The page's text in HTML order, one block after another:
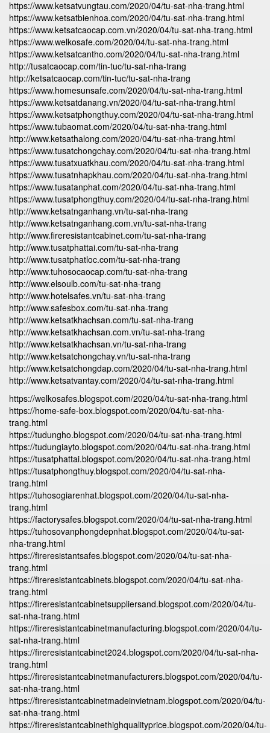
https://www.ketsatvungtau.com/2020/04/tu-sat-nha-trang.html
https://www.ketsatbienhoa.com/2020/04/tu-sat-nha-trang.html
https://www.ketsatcaocap.com.vn/2020/04/tu-sat-nha-trang.html
https://www.welkosafe.com/2020/04/tu-sat-nha-trang.html
https://www.ketsatcantho.com/2020/04/tu-sat-nha-trang.html
http://tusatcaocap.com/tin-tuc/tu-sat-nha-trang
http://ketsatcaocap.com/tin-tuc/tu-sat-nha-trang
https://www.homesunsafe.com/2020/04/tu-sat-nha-trang.html
https://www.ketsatdanang.vn/2020/04/tu-sat-nha-trang.html
https://www.ketsatphongthuy.com/2020/04/tu-sat-nha-trang.html
https://www.tubaomat.com/2020/04/tu-sat-nha-trang.html
http://www.ketsathalong.com/2020/04/tu-sat-nha-trang.html
https://www.tusatchongchay.com/2020/04/tu-sat-nha-trang.html
https://www.tusatxuatkhau.com/2020/04/tu-sat-nha-trang.html
https://www.tusatnhapkhau.com/2020/04/tu-sat-nha-trang.html
https://www.tusatanphat.com/2020/04/tu-sat-nha-trang.html
https://www.tusatphongthuy.com/2020/04/tu-sat-nha-trang.html
http://www.ketsatnganhang.vn/tu-sat-nha-trang
http://www.ketsatnganhang.com.vn/tu-sat-nha-trang
http://www.fireresistantcabinet.com/tu-sat-nha-trang
http://www.tusatphattai.com/tu-sat-nha-trang
http://www.tusatphatloc.com/tu-sat-nha-trang
http://www.tuhosocaocap.com/tu-sat-nha-trang
http://www.elsoulb.com/tu-sat-nha-trang
http://www.hotelsafes.vn/tu-sat-nha-trang
http://www.safesbox.com/tu-sat-nha-trang
http://www.ketsatkhachsan.com/tu-sat-nha-trang
http://www.ketsatkhachsan.com.vn/tu-sat-nha-trang
http://www.ketsatkhachsan.vn/tu-sat-nha-trang
http://www.ketsatchongchay.vn/tu-sat-nha-trang
http://www.ketsatchongdap.com/2020/04/tu-sat-nha-trang.html
http://www.ketsatvantay.com/2020/04/tu-sat-nha-trang.html
https://welkosafes.blogspot.com/2020/04/tu-sat-nha-trang.html
https://home-safe-box.blogspot.com/2020/04/tu-sat-nha-
trang.html
https://tudungho.blogspot.com/2020/04/tu-sat-nha-trang.html
https://tudungiayto.blogspot.com/2020/04/tu-sat-nha-trang.html
https://tusatphattai.blogspot.com/2020/04/tu-sat-nha-trang.html
https://tusatphongthuy.blogspot.com/2020/04/tu-sat-nha-
trang.html
https://tuhosogiarenhat.blogspot.com/2020/04/tu-sat-nha-
trang.html
https://factorysafes.blogspot.com/2020/04/tu-sat-nha-trang.html
https://tuhosovanphongdepnhat.blogspot.com/2020/04/tu-sat-
nha-trang.html
https://fireresistantsafes.blogspot.com/2020/04/tu-sat-nha-
trang.html
https://fireresistantcabinets.blogspot.com/2020/04/tu-sat-nha-
trang.html
https://fireresistantcabinetsuppliersand.blogspot.com/2020/04/tu-
sat-nha-trang.html
https://fireresistantcabinetmanufacturing.blogspot.com/2020/04/tu-
sat-nha-trang.html
https://fireresistantcabinet2024.blogspot.com/2020/04/tu-sat-nha-
trang.html
https://fireresistantcabinetmanufacturers.blogspot.com/2020/04/tu-
sat-nha-trang.html
https://fireresistantcabinetmadeinvietnam.blogspot.com/2020/04/tu-
sat-nha-trang.html
https://fireresistantcabinethighqualityprice.blogspot.com/2020/04/tu-